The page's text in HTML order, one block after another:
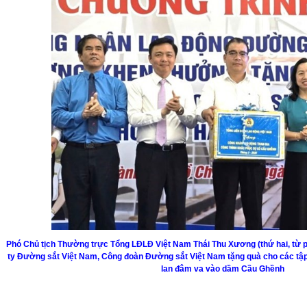
Phó Chủ tịch Thường trực Tổng LĐLĐ Việt Nam Thái Thu Xương (thứ hai, từ
ty Đường sắt Việt Nam, Công đoàn Đường sắt Việt Nam tặng quà cho các
lan đâm va vào dầm Cầu Ghềnh